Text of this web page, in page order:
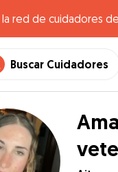
la red de cuidadores
Buscar Cuidadores